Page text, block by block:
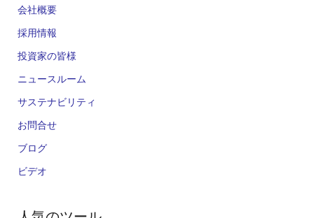
会社概要
採用情報
投資家の皆様
ニュースルーム
サステナビリティ
お問合せ
ブログ
ビデオ